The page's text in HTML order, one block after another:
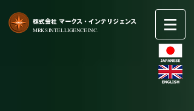
​株式会社 マークス・インテリジェンス
​MRKS INTELLIGENCE INC.